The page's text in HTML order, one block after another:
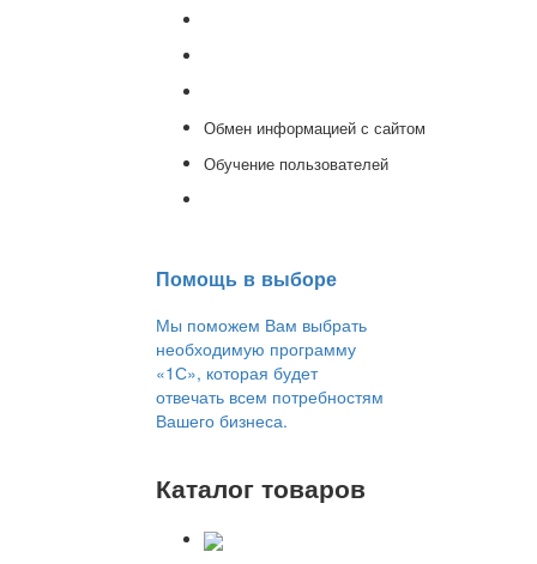
Обмен информацией с сайтом
Обучение пользователей
Помощь в выборе
Мы поможем Вам выбрать
необходимую программу
«1С», которая будет
отвечать всем потребностям
Вашего бизнеса.
Каталог товаров